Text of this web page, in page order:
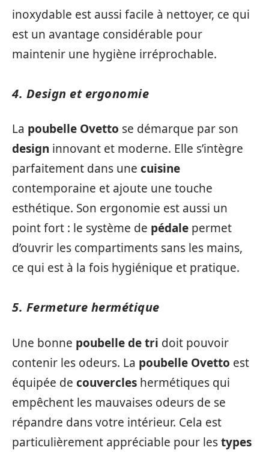
inoxydable est aussi facile à nettoyer, ce qui
est un avantage considérable pour
maintenir une hygiène irréprochable.
4. Design et ergonomie
La poubelle Ovetto se démarque par son
design innovant et moderne. Elle s’intègre
parfaitement dans une cuisine
contemporaine et ajoute une touche
esthétique. Son ergonomie est aussi un
point fort : le système de pédale permet
d’ouvrir les compartiments sans les mains,
ce qui est à la fois hygiénique et pratique.
5. Fermeture hermétique
Une bonne poubelle de tri doit pouvoir
contenir les odeurs. La poubelle Ovetto est
équipée de couvercles hermétiques qui
empêchent les mauvaises odeurs de se
répandre dans votre intérieur. Cela est
particulièrement appréciable pour lestypes